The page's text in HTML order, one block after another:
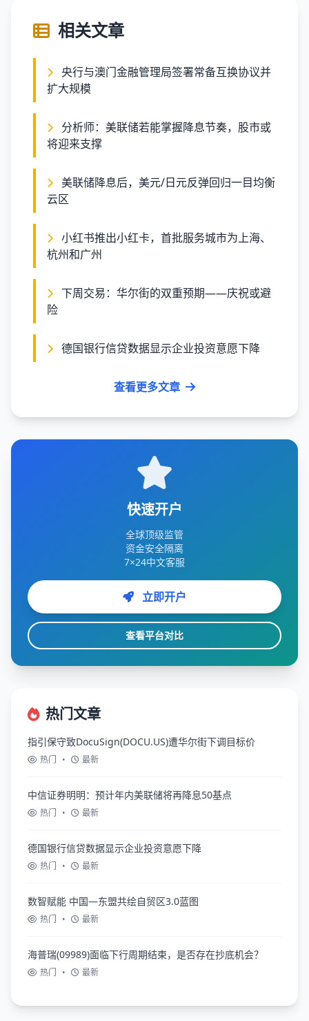
相关文章
扩大规模
将迎来支撑
云区
杭州和广州
险
德国银行信贷数据显示企业投资意愿下降
查看更多文章
快速开户
全球顶级监管
资金安全隔离
7×24中文客服
立即开户
查看平台对比
热门文章
指引保守致DocuSign(DOCU.US)遭华尔街下调目标价
热门 • 最新
中信证券明明：预计年内美联储将再降息50基点
热门 • 最新
德国银行信贷数据显示企业投资意愿下降
热门 • 最新
数智赋能 中国—东盟共绘自贸区3.0蓝图
热门 • 最新
海普瑞(09989)面临下行周期结束，是否存在抄底机会？
热门 • 最新